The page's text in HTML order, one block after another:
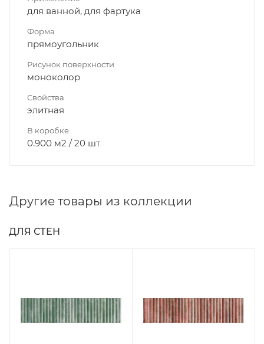
для ванной, для фартука
Форма
прямоугольник
Рисунок поверхности
моноколор
Свойства
элитная
В коробке
0.900 м2 / 20 шт
Другие товары из коллекции
ДЛЯ СТЕН